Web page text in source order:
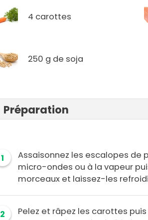
4 carottes
250 g de soja
Préparation
1
Assaisonnez les escalopes
micro-ondes ou à la vapeur
morceaux et laissez-les
2
Pelez et râpez les carottes